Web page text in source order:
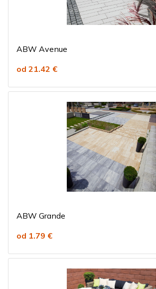
ABW Avenue
od 21.42 €
ABW Grande
od 1.79 €